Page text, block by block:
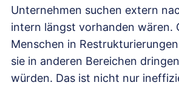
Unternehmen suchen extern
intern längst vorhanden wären.
Menschen in
sie in anderen Bereichen
würden. Das ist nicht nur